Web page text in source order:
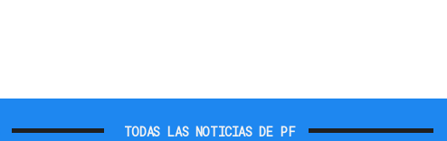
TODAS LAS NOTICIAS DE PF